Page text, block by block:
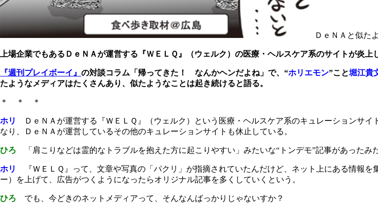
ＤｅＮＡと似た
上場企業でもあるＤｅＮＡが運営する『ＷＥＬＱ』（ウェルク）の医療・ヘルスケア系のサイトが炎上
『週刊プレイボーイ』 の対談コラム「帰ってきた！ なんかヘンだよね」で、“ホリエモン”こと堀江貴
たようなメディアはたくさんあり、似たようなことは起き続けると語る。
＊ ＊ ＊
ホリ
ＤｅＮＡが運営する『ＷＥＬＱ』（ウェルク）という医療・ヘルスケア系のキュレーションサ
なり、ＤｅＮＡが運営しているその他のキュレーションサイトも休止している。
ひろ 「肩こりなどは霊的なトラブルを抱えた方に起こりやすい」みたいな“トンデモ”記事があったみ
ホリ
『ＷＥＬＱ』って、文章や写真の「パクリ」が指摘されていたんだけど、ネット上にある情報
ー）を上げて、広告がつくようになったらオリジナル記事を多くしていくという。
ひろ でも、今どきのネットメディアって、そんなんばっかりじゃないすか？